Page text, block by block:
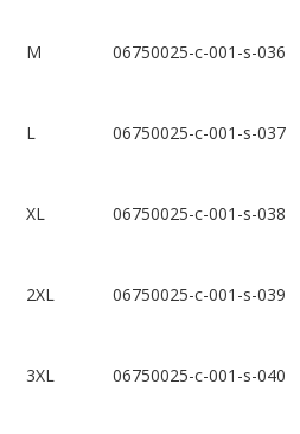
M 06750025-c-001-s-036
L 06750025-c-001-s-037
XL 06750025-c-001-s-038
2XL 06750025-c-001-s-039
3XL 06750025-c-001-s-040